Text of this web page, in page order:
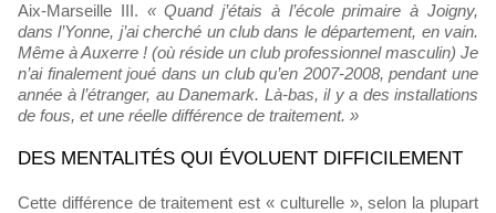
Aix-Marseille III. « Quand j’étais à l’école primaire à Joigny,
dans l’Yonne, j’ai cherché un club dans le département, en vain.
Même à Auxerre ! (où réside un club professionnel masculin) Je
n’ai finalement joué dans un club qu’en 2007-2008, pendant une
année à l’étranger, au Danemark. Là-bas, il y a des installations
de fous, et une réelle différence de traitement. »
DES MENTALITÉS QUI ÉVOLUENT DIFFICILEMENT
Cette différence de traitement est « culturelle », selon la plupart